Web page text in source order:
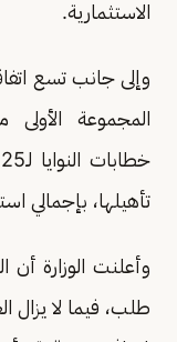
الاستثمارية.
وإلى جانب تسع
المجموعة
تأهيلها، بإجمالي استثمارات